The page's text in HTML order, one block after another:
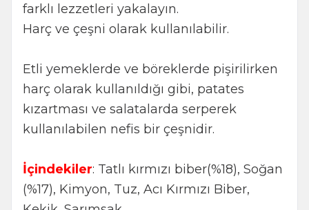
farklı lezzetleri yakalayın.
Harç ve çeşni olarak kullanılabilir.
Etli yemeklerde ve böreklerde pişirilirken
harç olarak kullanıldığı gibi, patates
kızartması ve salatalarda serperek
kullanılabilen nefis bir çeşnidir.
İçindekiler: Tatlı kırmızı biber(%18), Soğan
(%17), Kimyon, Tuz, Acı Kırmızı Biber,